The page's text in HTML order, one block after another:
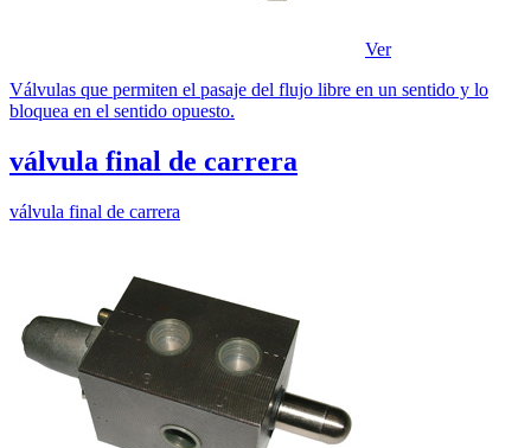
Ver
Válvulas que permiten el pasaje del flujo libre en un sentido y lo
bloquea en el sentido opuesto.
válvula final de carrera
válvula final de carrera